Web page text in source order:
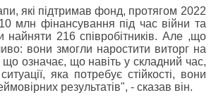
які підтримав фонд, протягом 2022
млн фінансування під час війни та
найняти 216 співробітників. Але ,що
вони змогли наростити виторг на
що означає, що навіть у складний час,
яка потребує стійкості, вони
результатів", - сказав він.